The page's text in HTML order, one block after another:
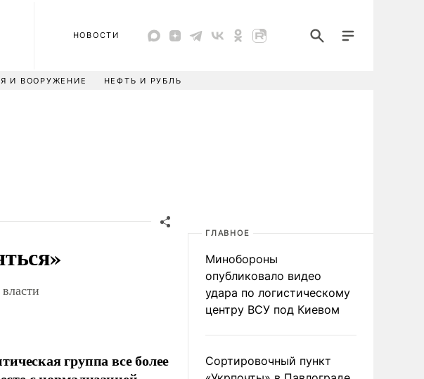
НОВОСТИ
И ВООРУЖЕНИЕ НЕФТЬ И РУБЛЬ
группа все более
ГЛАВНОЕ
Минобороны
опубликовало видео
удара по логистическому
центру ВСУ под Киевом
Сортировочный пункт